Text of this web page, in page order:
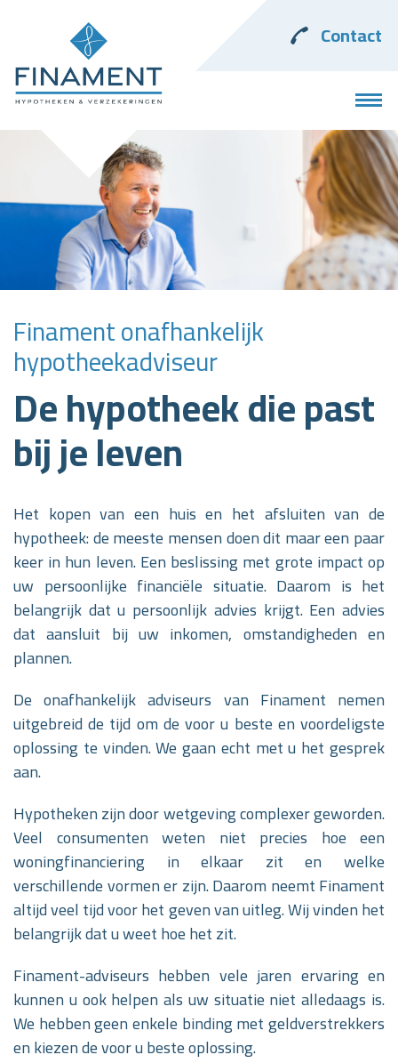
Contact
Finament onafhankelijk
hypotheekadviseur
De hypotheek die past
bij je leven
Het kopen van een huis en het afsluiten van de
hypotheek: de meeste mensen doen dit maar een paar
keer in hun leven. Een beslissing met grote impact op
uw persoonlijke financiële situatie. Daarom is het
belangrijk dat u persoonlijk advies krijgt. Een advies
dat aansluit bij uw inkomen, omstandigheden en
plannen.
De onafhankelijk adviseurs van Finament nemen
uitgebreid de tijd om de voor u beste en voordeligste
oplossing te vinden. We gaan echt met u het gesprek
aan.
Hypotheken zijn door wetgeving complexer geworden.
Veel consumenten weten niet precies hoe een
woningfinanciering in elkaar zit en welke
verschillende vormen er zijn. Daarom neemt Finament
altijd veel tijd voor het geven van uitleg. Wij vinden het
belangrijk dat u weet hoe het zit.
Finament-adviseurs hebben vele jaren ervaring en
kunnen u ook helpen als uw situatie niet alledaags is.
We hebben geen enkele binding met geldverstrekkers
en kiezen de voor u beste oplossing.